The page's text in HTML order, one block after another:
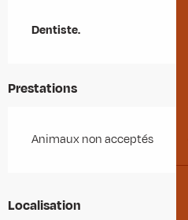
Dentiste.
Prestations
Animaux non acceptés
Localisation